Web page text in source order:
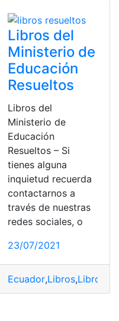
Libros del
Ministerio de
Educación
Resueltos
Libros del
Ministerio de
Educación
Resueltos – Si
tienes alguna
inquietud recuerda
contactarnos a
través de nuestras
redes sociales, o
23/07/2021
Ecuador,Libros,Libros